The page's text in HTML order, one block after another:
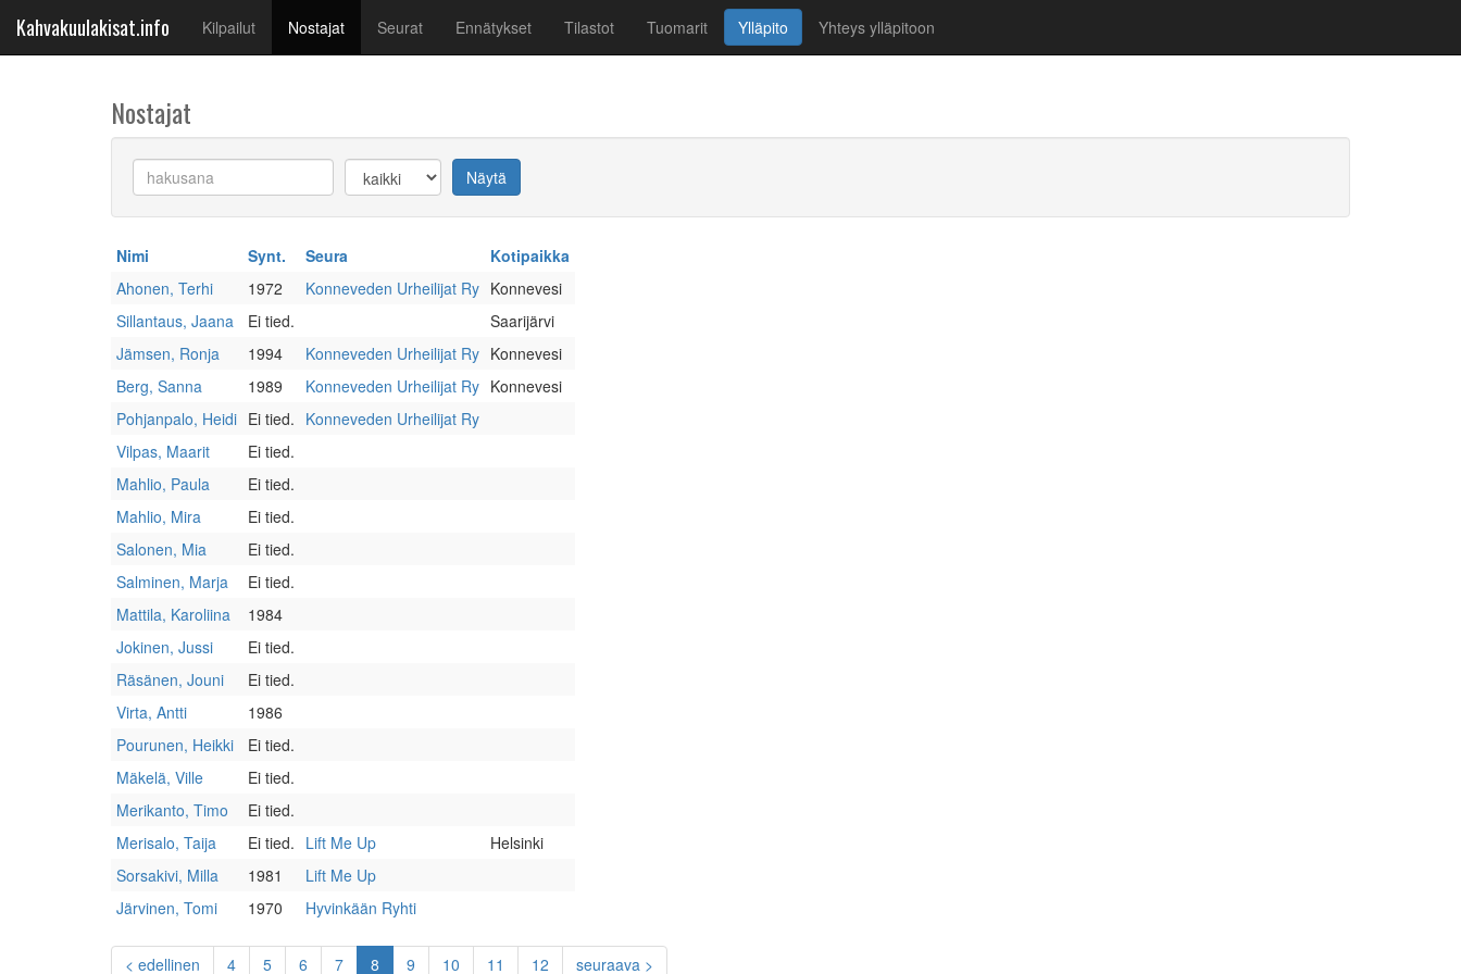
Kahvakuulakisat.info Kilpailut Nostajat(current)
Seurat Ennätykset Tilastot Tuomarit Ylläpito Yhteys ylläpitoon
Nostajat
Keyword Female Näytä
Nimi Synt. Seura
Kotipaikka
Ahonen, Terhi
1972 Konneveden Urheilijat Ry Konnevesi
Sillantaus, Jaana
Ei tied.
Saarijärvi
Jämsen, Ronja
1994 Konneveden Urheilijat Ry Konnevesi
Berg, Sanna
1989 Konneveden Urheilijat Ry Konnevesi
Pohjanpalo, Heidi Ei tied. Konneveden Urheilijat Ry
Vilpas, Maarit
Ei tied.
Mahlio, Paula
Ei tied.
Mahlio, Mira
Ei tied.
Salonen, Mia
Ei tied.
Salminen, Marja
Ei tied.
Mattila, Karoliina
1984
Jokinen, Jussi
Ei tied.
Räsänen, Jouni
Ei tied.
Virta, Antti
1986
Pourunen, Heikki
Ei tied.
Mäkelä, Ville
Ei tied.
Merikanto, Timo
Ei tied.
Merisalo, Taija
Ei tied. Lift Me Up
Helsinki
Sorsakivi, Milla
1981
Lift Me Up
Järvinen, Tomi
1970 Hyvinkään Ryhti
< edellinen 4 5 6 7 8 (current)
9 10 11 12 seuraava >